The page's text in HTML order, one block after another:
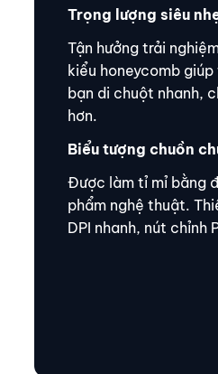
Trọng lượng siêu
Tận hưởng trải
kiểu honeycomb
bạn di chuột nhanh,
hơn.
Biểu tượng chuồn
Được làm tỉ mỉ bằng
phẩm nghệ thuật.
DPI nhanh, nút chỉnh